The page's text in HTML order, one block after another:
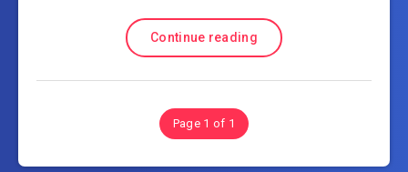
Continue reading
Page 1 of 1